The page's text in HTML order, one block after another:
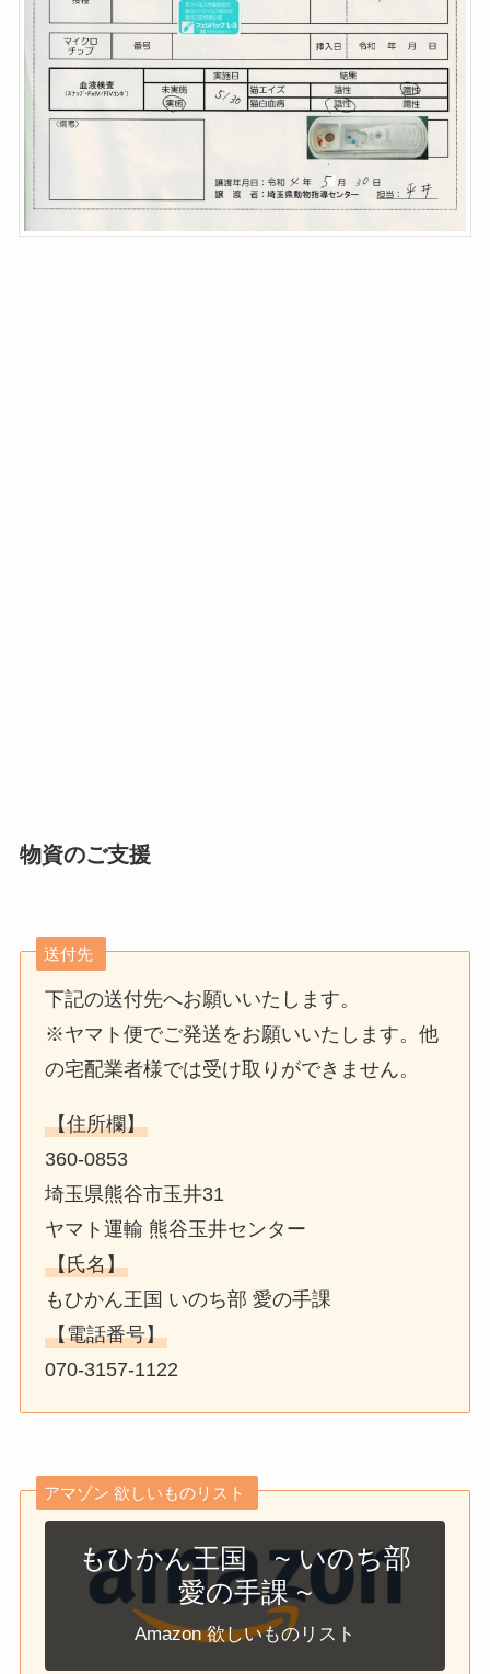
物資のご支援
送付先
下記の送付先へお願いいたします。
※ヤマト便でご発送をお願いいたします。他
の宅配業者様では受け取りができません。
【住所欄】
360-0853
埼玉県熊谷市玉井31
ヤマト運輸 熊谷玉井センター
【氏名】
もひかん王国 いのち部 愛の手課
【電話番号】
070-3157-1122
アマゾン 欲しいものリスト
もひかん王国 ~ いのち部
愛の手課 ~
Amazon 欲しいものリスト